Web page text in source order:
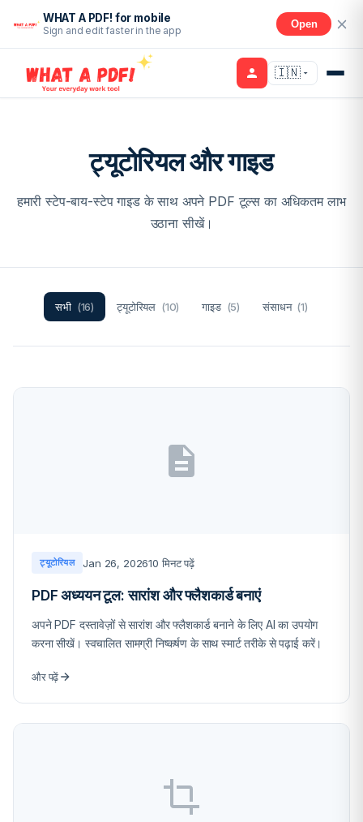
WHAT A PDF! for mobile
Sign and edit faster in the app
Open
🇮🇳
ट्यूटोरियल और गाइड
हमारी स्टेप-बाय-स्टेप गाइड के साथ अपने PDF टूल्स का अधिकतम लाभ
उठाना सीखें।
सभी (16) ट्यूटोरियल (10) गाइड (5) संसाधन (1)
ट्यूटोरियल Jan 26, 202610 मिनट पढ़ें
PDF अध्ययन टूल: सारांश और फ्लैशकार्ड बनाएं
अपने PDF दस्तावेज़ों से सारांश और फ्लैशकार्ड बनाने के लिए AI का उपयोग
करना सीखें। स्वचालित सामग्री निष्कर्षण के साथ स्मार्ट तरीके से पढ़ाई करें।
और पढ़ें